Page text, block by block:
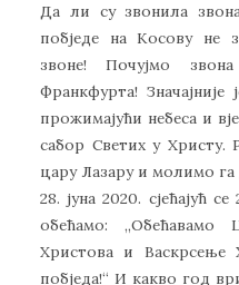
Да ли су звонила
побједе на Косову не
звоне! Почујмо
Франкфурта!
прожимајући небеса и
сабор Светих у Христу.
цару Лазару и молимо
28. јуна 2020. сјећајућ
обећамо: ,,Обећавамо
Христова и
побједа!“ И какво год